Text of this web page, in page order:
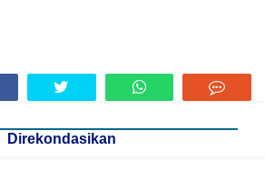
Direkondasikan